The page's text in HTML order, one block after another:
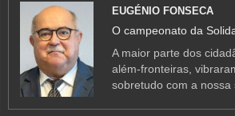
EUGÉNIO FONSECA
O campeonato da
A maior parte dos
além-fronteiras,
sobretudo com a nossa